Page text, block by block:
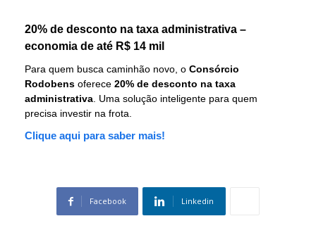
20% de desconto na taxa administrativa –
economia de até R$ 14 mil
Para quem busca caminhão novo, o Consórcio
Rodobens oferece 20% de desconto na taxa
administrativa . Uma solução inteligente para quem
precisa investir na frota.
Clique aqui para saber mais!
Facebook Linkedin